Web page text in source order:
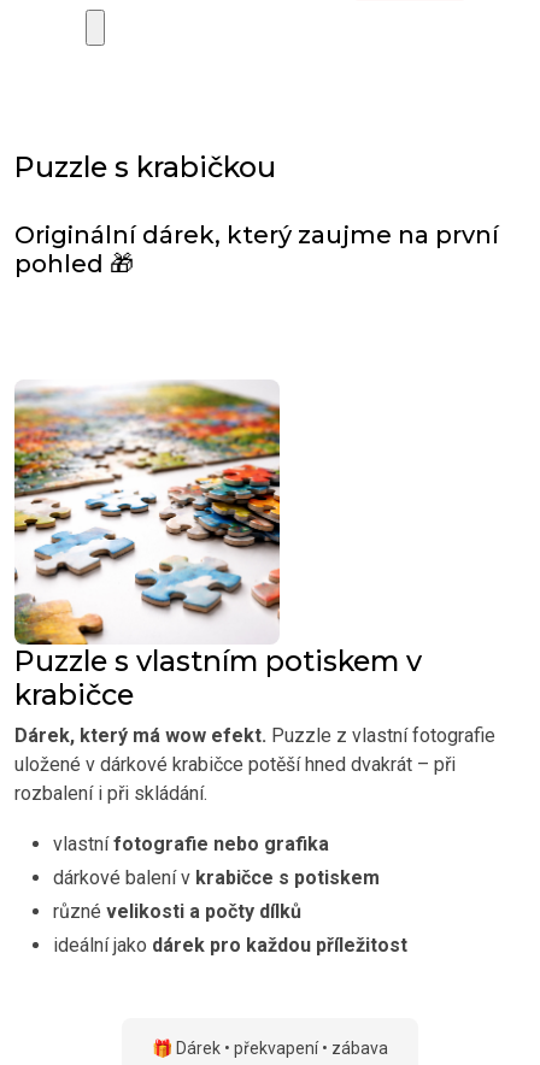
Puzzle s krabičkou
Originální dárek, který zaujme na první
pohled 🎁
Puzzle s vlastním potiskem v
krabičce
Dárek, který má wow efekt. Puzzle z vlastní fotografie
uložené v dárkové krabičce potěší hned dvakrát – při
rozbalení i při skládání.
vlastnífotografie nebo grafika
dárkové balení v krabičce s potiskem
různé velikosti a počty dílků
ideální jako dárek pro každou příležitost
🎁 Dárek • překvapení • zábava